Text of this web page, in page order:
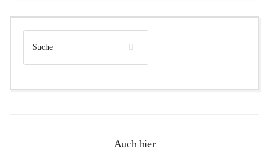
Auch hier